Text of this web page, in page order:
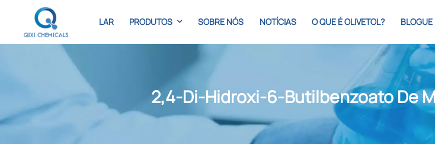
LAR PRODUTOS SOBRE NÓS NOTÍCIAS O QUE É OLIVETOL? BLOGUE
2,4-Di-Hidroxi-6-Butilbenzoato De